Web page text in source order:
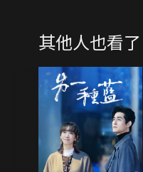
其他人也看了